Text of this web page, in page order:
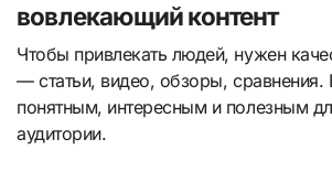
вовлекающий контент
Чтобы привлекать людей, нужен
— статьи, видео, обзоры, сравнения.
понятным, интересным и полезным
аудитории.